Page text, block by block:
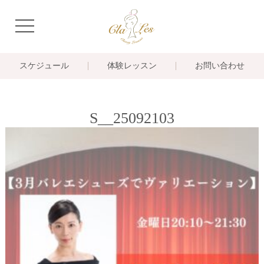
navigation
スケジュール 体験レッスン お問い合わせ
S__25092103